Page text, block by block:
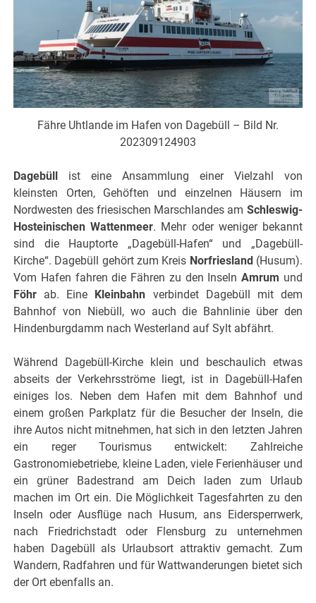
Fähre Uhtlande im Hafen von Dagebüll – Bild Nr.
202309124903
Dagebüll ist eine Ansammlung einer Vielzahl von
kleinsten Orten, Gehöften und einzelnen Häusern im
Nordwesten des friesischen Marschlandes am Schleswig-
Hosteinischen Wattenmeer. Mehr oder weniger bekannt
sind die Hauptorte „Dagebüll-Hafen“ und „Dagebüll-
Kirche“. Dagebüll gehört zum Kreis Norfriesland(Husum).
Vom Hafen fahren die Fähren zu den InselnAmrum und
Föhr ab. Eine Kleinbahn verbindet Dagebüll mit dem
Bahnhof von Niebüll, wo auch die Bahnlinie über den
Hindenburgdamm nach Westerland auf Sylt abfährt.
Während Dagebüll-Kirche klein und beschaulich etwas
abseits der Verkehrsströme liegt, ist in Dagebüll-Hafen
einiges los. Neben dem Hafen mit dem Bahnhof und
einem großen Parkplatz für die Besucher der Inseln, die
ihre Autos nicht mitnehmen, hat sich in den letzten Jahren
ein reger Tourismus entwickelt: Zahlreiche
Gastronomiebetriebe, kleine Laden, viele Ferienhäuser und
ein grüner Badestrand am Deich laden zum Urlaub
machen im Ort ein. Die Möglichkeit Tagesfahrten zu den
Inseln oder Ausflüge nach Husum, ans Eidersperrwerk,
nach Friedrichstadt oder Flensburg zu unternehmen
haben Dagebüll als Urlaubsort attraktiv gemacht. Zum
Wandern, Radfahren und für Wattwanderungen bietet sich
der Ort ebenfalls an.